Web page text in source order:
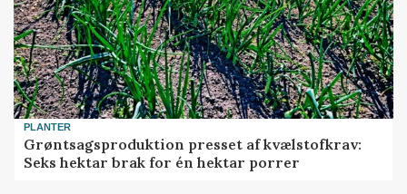
PLANTER
Grøntsagsproduktion presset af kvælstofkrav:
Seks hektar brak for én hektar porrer